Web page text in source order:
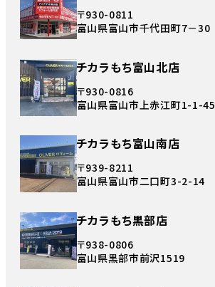
〒930-0811
富山県富山市千代田町7－30
チカラもち富山北店
〒930-0816
富山県富山市上赤江町1-1-45
チカラもち富山南店
〒939-8211
富山県富山市二口町3-2-14
チカラもち黒部店
〒938-0806
富山県黒部市前沢1519